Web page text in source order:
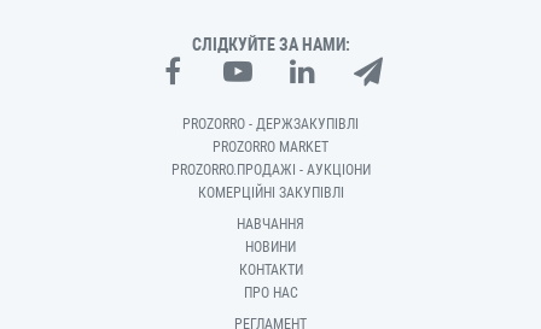
СЛІДКУЙТЕ ЗА НАМИ:
PROZORRO - ДЕРЖЗАКУПІВЛІ
PROZORRO MARKET
PROZORRO.ПРОДАЖІ - АУКЦІОНИ
КОМЕРЦІЙНІ ЗАКУПІВЛІ
НАВЧАННЯ
НОВИНИ
КОНТАКТИ
ПРО НАС
РЕГЛАМЕНТ